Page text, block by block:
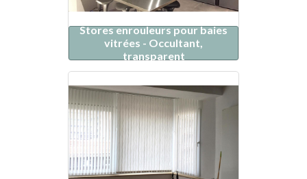
Stores enrouleurs pour baies
vitrées - Occultant,
transparent